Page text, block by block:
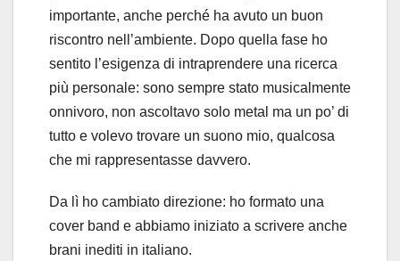
importante, anche perché ha avuto un buon
riscontro nell’ambiente. Dopo quella fase ho
sentito l’esigenza di intraprendere una ricerca
più personale: sono sempre stato musicalmente
onnivoro, non ascoltavo solo metal ma un po’ di
tutto e volevo trovare un suono mio, qualcosa
che mi rappresentasse davvero.
Da lì ho cambiato direzione: ho formato una
cover band e abbiamo iniziato a scrivere anche
brani inediti in italiano.